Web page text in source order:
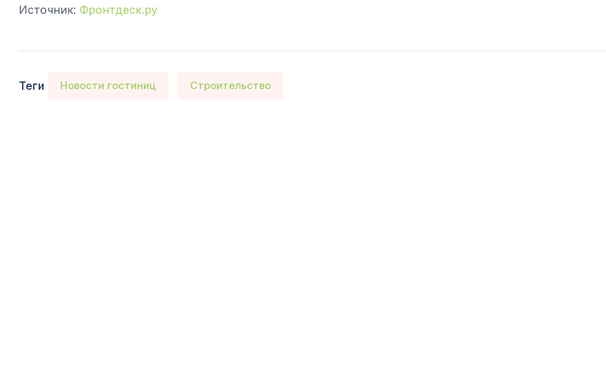
Источник: Фронтдеск.ру
Теги Новости гостиниц Строительство